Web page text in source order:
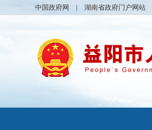
中国政府网 湖南省政府门户网站